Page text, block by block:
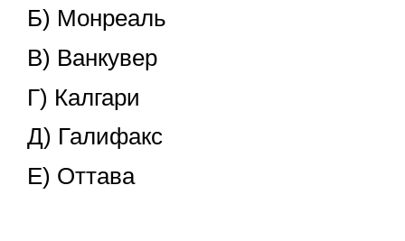
Б) Монреаль
В) Ванкувер
Г) Калгари
Д) Галифакс
Е) Оттава